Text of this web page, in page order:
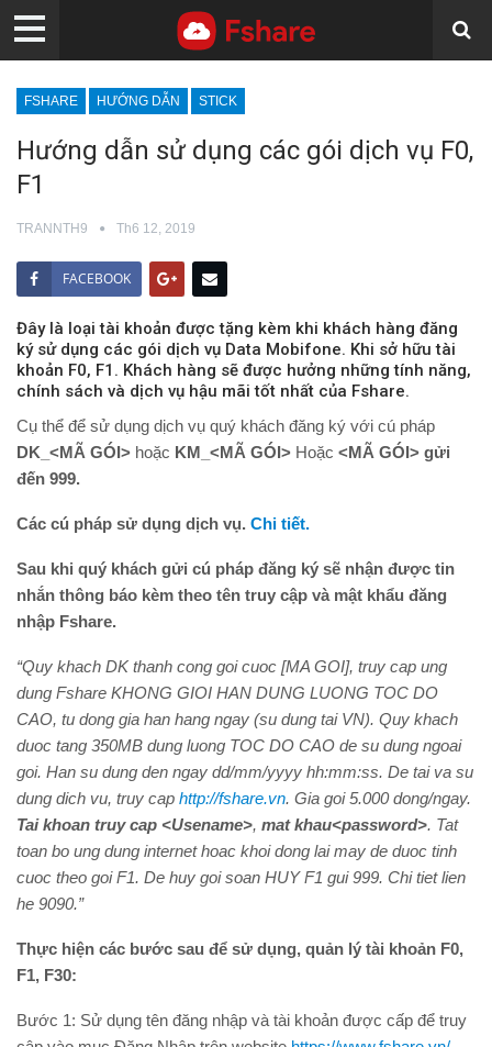
FSHARE HƯỚNG DẪN STICK
Hướng dẫn sử dụng các gói dịch vụ F0,
F1
TRANNTH9 Th6 12, 2019
FACEBOOK
Đây là loại tài khoản được tặng kèm khi khách hàng đăng
ký sử dụng các gói dịch vụ Data Mobifone. Khi sở hữu tài
khoản F0, F1. Khách hàng sẽ được hưởng những tính năng,
chính sách và dịch vụ hậu mãi tốt nhất của Fshare.
Cụ thể để sử dụng dịch vụ quý khách đăng ký với cú pháp
DK_<MÃ GÓI> hoặc KM_<MÃ GÓI> Hoặc <MÃ GÓI> gửi
đến 999.
Các cú pháp sử dụng dịch vụ. Chi tiết.
Sau khi quý khách gửi cú pháp đăng ký sẽ nhận được tin
nhắn thông báo kèm theo tên truy cập và mật khẩu đăng
nhập Fshare.
“Quy khach DK thanh cong goi cuoc [MA GOI], truy cap ung
dung Fshare KHONG GIOI HAN DUNG LUONG TOC DO
CAO, tu dong gia han hang ngay (su dung tai VN). Quy khach
duoc tang 350MB dung luong TOC DO CAO de su dung ngoai
goi. Han su dung den ngay dd/mm/yyyy hh:mm:ss. De tai va su
dung dich vu, truy cap http://fshare.vn. Gia goi 5.000 dong/ngay.
Tai khoan truy cap <Usename>, mat khau<password>. Tat
toan bo ung dung internet hoac khoi dong lai may de duoc tinh
cuoc theo goi F1. De huy goi soan HUY F1 gui 999. Chi tiet lien
he 9090.”
Thực hiện các bước sau để sử dụng, quản lý tài khoản F0,
F1, F30:
Bước 1: Sử dụng tên đăng nhập và tài khoản được cấp để truy